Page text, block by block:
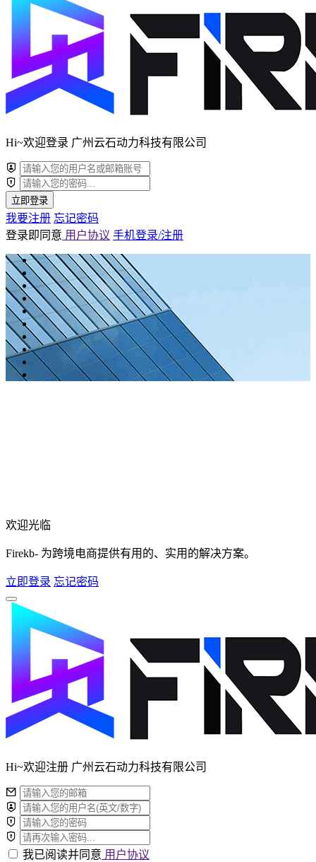
Hi~欢迎登录 广州云石动力科技有限公司
立即登录
我要注册 忘记密码
登录即同意 用户协议 手机登录/注册
欢迎光临
Firekb- 为跨境电商提供有用的、实用的解决方案。
立即登录 忘记密码
Hi~欢迎注册 广州云石动力科技有限公司
我已阅读并同意 用户协议